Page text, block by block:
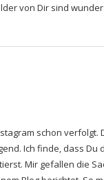
von Dir sind
schon verfolgt.
Ich finde, dass Du
Mir gefallen die